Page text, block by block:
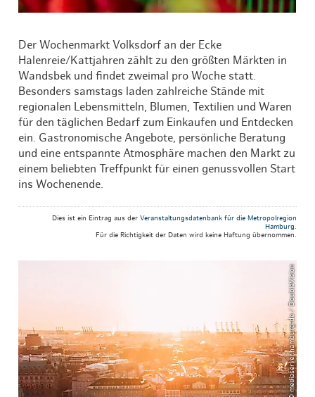
Der Wochenmarkt Volksdorf an der Ecke
Halenreie/Kattjahren zählt zu den größten Märkten in
Wandsbek und findet zweimal pro Woche statt.
Besonders samstags laden zahlreiche Stände mit
regionalen Lebensmitteln, Blumen, Textilien und Waren
für den täglichen Bedarf zum Einkaufen und Entdecken
ein. Gastronomische Angebote, persönliche Beratung
und eine entspannte Atmosphäre machen den Markt zu
einem beliebten Treffpunkt für einen genussvollen Start
ins Wochenende.
Dies ist ein Eintrag aus der Veranstaltungsdatenbank für die Metropolregion
Hamburg.
Für die Richtigkeit der Daten wird keine Haftung übernommen.
© mediaserver.hamburg.de / DoubleVision